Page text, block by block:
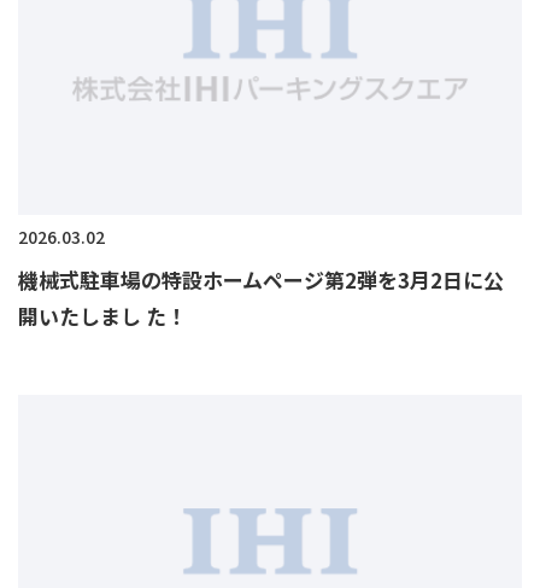
2026.03.02
機械式駐車場の特設ホームページ第2弾を3月2日に公
開いたしまし た！